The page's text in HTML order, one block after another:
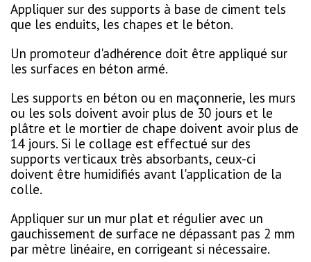
Appliquer sur des supports à base de ciment tels
que les enduits, les chapes et le béton.
Un promoteur d'adhérence doit être appliqué sur
les surfaces en béton armé.
Les supports en béton ou en maçonnerie, les murs
ou les sols doivent avoir plus de 30 jours et le
plâtre et le mortier de chape doivent avoir plus de
14 jours. Si le collage est effectué sur des
supports verticaux très absorbants, ceux-ci
doivent être humidifiés avant l'application de la
colle.
Appliquer sur un mur plat et régulier avec un
gauchissement de surface ne dépassant pas 2 mm
par mètre linéaire, en corrigeant si nécessaire.